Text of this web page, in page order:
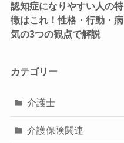
認知症になりやすい人の特
徴はこれ！性格・行動・病
気の3つの観点で解説
カテゴリー
介護士
介護保険関連